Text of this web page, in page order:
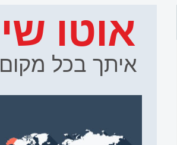
אוטו שי
איתך בכל מקום